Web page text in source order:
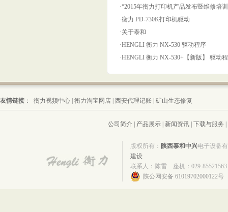
·“2015年衡力打印机产品发布暨维修培
·衡力 PD-730K打印机驱动
·关于泰和
·HENGLI 衡力 NX-530 驱动程序
·HENGLI 衡力 NX-530+【新版】 驱动
友情链接 ： 衡力视频中心 衡力淘宝网店 西安代理记账 矿山生态修复
公司简介 产品展示 新闻资讯 下载与服务
版权所有： 陕西泰和中兴电子设备
建设
联系人：陈雷 座机：029-
陕公网安备 61019702000122号